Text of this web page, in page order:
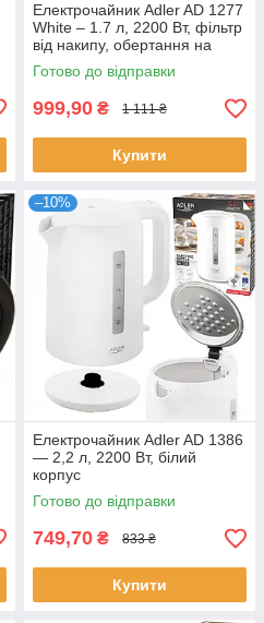
Електрочайник Adler AD 1277
White – 1.7 л, 2200 Вт, фільтр
від накипу, обертання на
360°
Готово до відправки
999,90 ₴ 1 111 ₴
Купити
–10%
Електрочайник Adler AD 1386
— 2,2 л, 2200 Вт, білий
корпус
Готово до відправки
749,70 ₴ 833 ₴
Купити